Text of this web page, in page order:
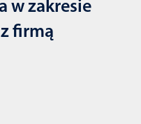
w zakresie
firmą